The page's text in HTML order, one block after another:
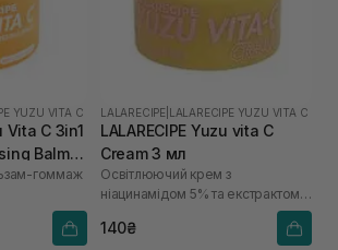
YUZU VITA C
Vita C 3in1
Balm
гоммаж
LALARECIPE LALARECIPE YUZU VITA C
LALARECIPE Yuzu vita C
Cream 3 мл
Освітлюючий крем з
ніацинамідом 5% та екстрактом
140₴